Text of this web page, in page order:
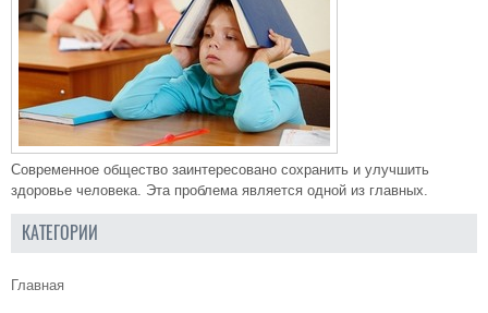
Современное общество заинтересовано сохранить и улучшить
здоровье человека. Эта проблема является одной из главных.
КАТЕГОРИИ
Главная